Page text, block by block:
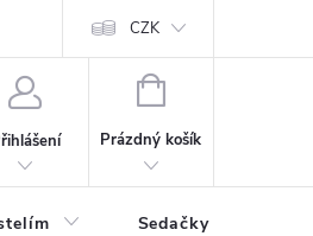
ochrany osobních údajů
CZK
NÁKUPNÍ
Prázdný košík
Sedačky